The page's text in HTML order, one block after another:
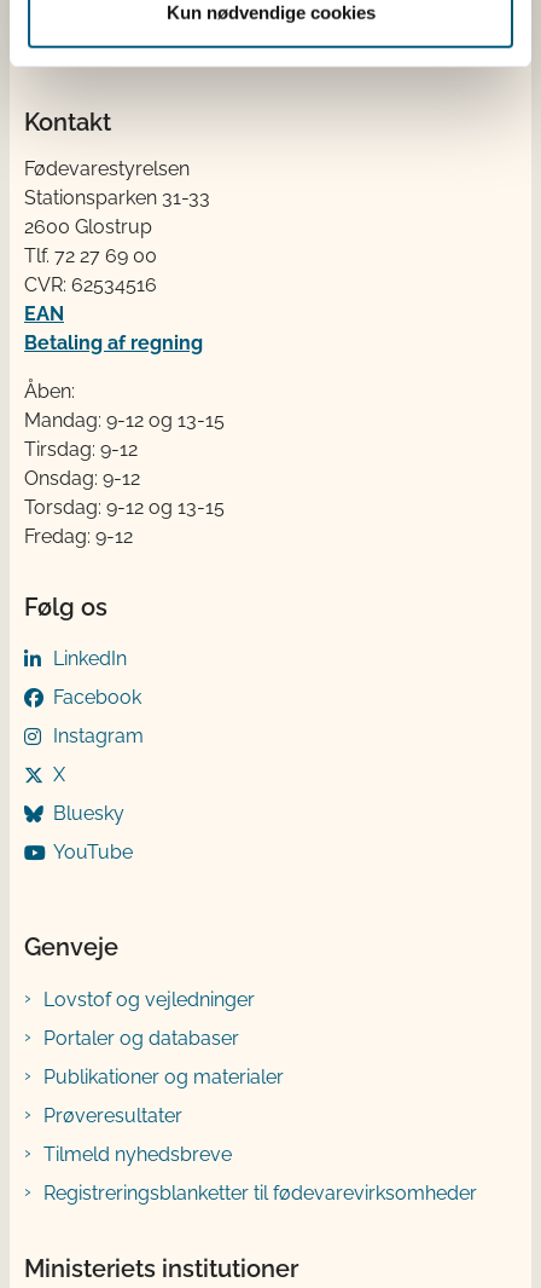
Kun nødvendige cookies
officielle Kostråd og smileykontroller, som du kender
fra cafeer, restauranter og supermarkeder.
Kontakt
Fødevarestyrelsen
Stationsparken 31-33
2600 Glostrup
Tlf. 72 2​​​7 69 00
CVR: 62534516
EAN
Betaling af regning
Åben:
Mandag: 9-12 og 13-15
Tirsdag: 9-12
Onsdag: 9-12
Torsdag: 9-12 og 13-15
Fredag: 9-12
Følg os
LinkedIn
Facebook
Instagram
X
Bluesky
YouTube
Genveje
Lovstof og vejledninger
Portaler og databaser
Publikationer og materialer
Prøveresultater
Tilmeld nyhedsbreve
Registreringsblanketter til fødevarevirksomheder
Ministeriets institutioner